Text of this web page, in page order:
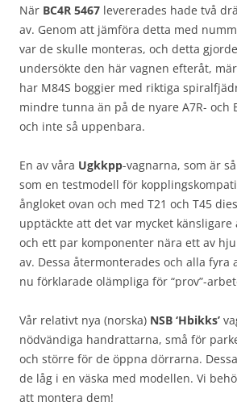
När BC4R 5467 levererades hade två
av. Genom att jämföra detta med
var de skulle monteras, och detta
undersökte den här vagnen efteråt,
har M84S boggier med riktiga
mindre tunna än på de nyare A7R- och
och inte så uppenbara.
En av våra Ugkkpp-vagnarna, som är
som en testmodell för
ångloket ovan och med T21 och T45
upptäckte att det var mycket känsligare
och ett par komponenter nära ett av
av. Dessa återmonterades och alla fyra
nu förklarade olämpliga för “prov”-
Vår relativt nya (norska) NSB ‘Hbikks’
nödvändiga handrattarna, små för
och större för de öppna dörrarna.
de låg i en väska med modellen. Vi
att montera dem!